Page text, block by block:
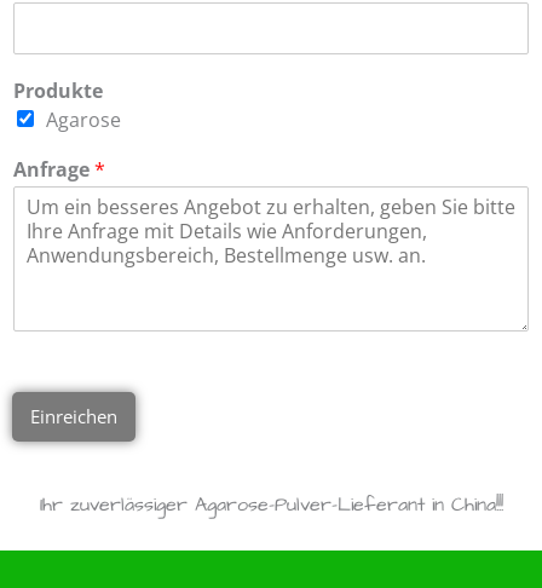
Produkte
Agarose
Anfrage*
Einreichen
Ihr zuverlässiger Agarose-Pulver-Lieferant in China!!!